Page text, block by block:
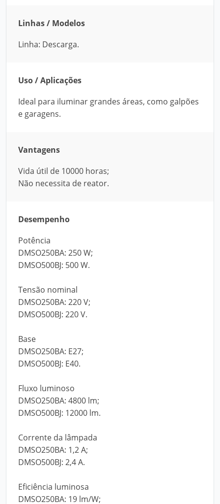
Linhas / Modelos
Linha: Descarga.
Uso / Aplicações
Ideal para iluminar grandes áreas, como galpões
e garagens.
Vantagens
Vida útil de 10000 horas;
Não necessita de reator.
Desempenho
Potência
DMSO250BA: 250 W;
DMSO500BJ: 500 W.
Tensão nominal
DMSO250BA: 220 V;
DMSO500BJ: 220 V.
Base
DMSO250BA: E27;
DMSO500BJ: E40.
Fluxo luminoso
DMSO250BA: 4800 lm;
DMSO500BJ: 12000 lm.
Corrente da lâmpada
DMSO250BA: 1,2 A;
DMSO500BJ: 2,4 A.
Eficiência luminosa
DMSO250BA: 19 lm/W;